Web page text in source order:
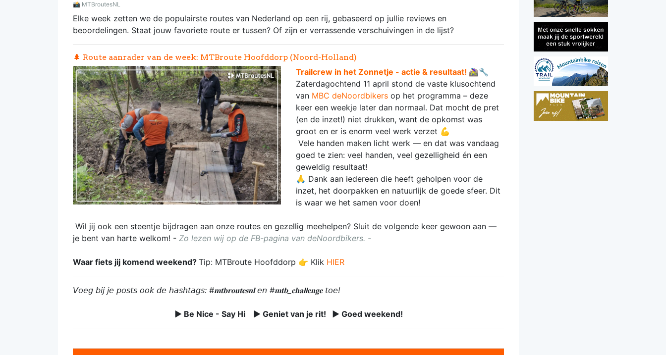
📸 MTBroutesNL
Elke week zetten we de populairste routes van Nederland op een rij, gebaseerd op jullie reviews en
beoordelingen. Staat jouw favoriete route er tussen? Of zijn er verrassende verschuivingen in de lijst?
🌲 Route aanrader van de week: MTBroute Hoofddorp (Noord-Holland)
Trailcrew in het Zonnetje - actie & resultaat! 🚵‍♀️🔧
Zaterdagochtend 11 april stond de vaste klusochtend
van MBC deNoordbikers op het programma – deze
keer een weekje later dan normaal. Dat mocht de pret
(en de inzet!) niet drukken, want de opkomst was
groot en er is enorm veel werk verzet 💪
Vele handen maken licht werk — en dat was vandaag
goed te zien: veel handen, veel gezelligheid én een
geweldig resultaat!
🙏 Dank aan iedereen die heeft geholpen voor de
inzet, het doorpakken en natuurlijk de goede sfeer. Dit
is waar we het samen voor doen!
Wil jij ook een steentje bijdragen aan onze routes en gezellig meehelpen? Sluit de volgende keer gewoon aan —
je bent van harte welkom! - Zo lezen wij op de FB-pagina van deNoordbikers. -
Waar fiets jij komend weekend? Tip: MTBroute Hoofddorp 👉 Klik HIER
𝘝𝘰𝘦𝘨 𝘣𝘪𝘫 𝘫𝘦 𝘱𝘰𝘴𝘵𝘴 𝘰𝘰𝘬 𝘥𝘦 𝘩𝘢𝘴𝘩𝘵𝘢𝘨𝘴: #𝐦𝐭𝐛𝐫𝐨𝐮𝐭𝐞𝐬𝐧𝐥 𝘦𝘯 #𝐦𝐭𝐛_𝐜𝐡𝐚𝐥𝐥𝐞𝐧𝐠𝐞 𝘵𝘰𝘦!
► Be Nice - Say Hi ► Geniet van je rit! ► Goed weekend!